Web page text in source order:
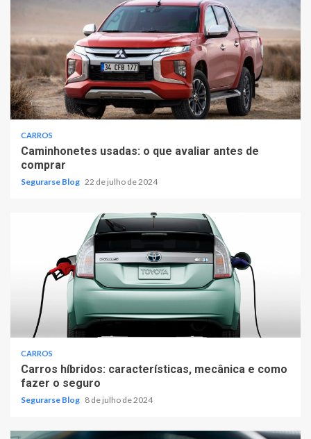
CARROS
Caminhonetes usadas: o que avaliar antes de
comprar
Segurarse Blog 22 de julho de 2024
CARROS
Carros híbridos: características, mecânica e como
fazer o seguro
Segurarse Blog 8 de julho de 2024